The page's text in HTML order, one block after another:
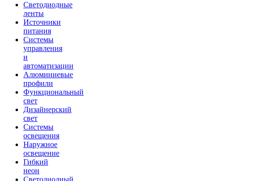
Светодиодные
ленты
Источники
питания
Системы
управления
и
автоматизации
Алюминиевые
профили
Функциональный
свет
Дизайнерский
свет
Системы
освещения
Наружное
освещение
Гибкий
неон
Светодиодный